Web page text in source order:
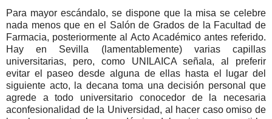
Para mayor escándalo, se dispone que la misa se celebre
nada menos que en el Salón de Grados de la Facultad de
Farmacia, posteriormente al Acto Académico antes referido.
Hay en Sevilla (lamentablemente) varias capillas
universitarias, pero, como UNILAICA señala, al preferir
evitar el paseo desde alguna de ellas hasta el lugar del
siguiente acto, la decana toma una decisión personal que
agrede a todo universitario conocedor de la necesaria
aconfesionalidad de la Universidad, al hacer caso omiso de